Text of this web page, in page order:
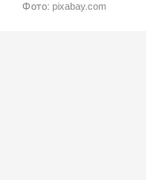
Фото: pixabay.com